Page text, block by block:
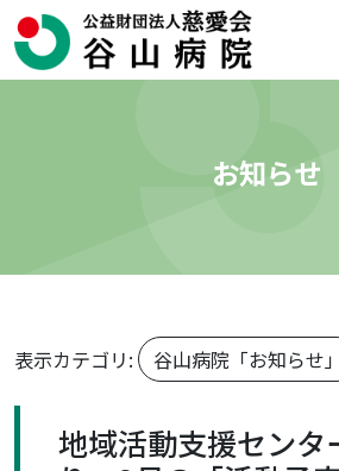
お知らせ
表示カテゴリ: 谷山病院「お知らせ」
地域活動支援センタ